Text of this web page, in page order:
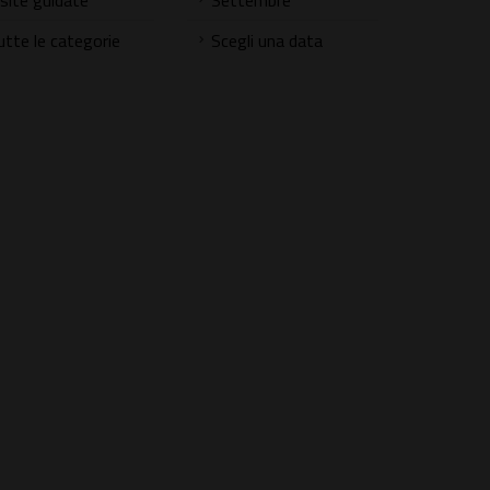
le categorie
Scegli una data